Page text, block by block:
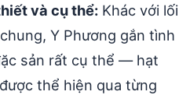
và cụ thể: Khác với lối
Y Phương gắn tình
sản rất cụ thể — hạt
thể hiện qua từng